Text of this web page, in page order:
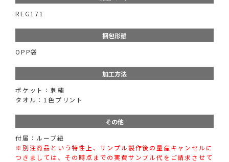
REG171
梱包形態
OPP袋
加工方法
ポケット：刺繍
タオル：1色プリント
その他
付属：ループ紐
※別注商品という特性上、サンプル製作後の量産キャンセルに
つきましては、その時点までの実費サンプル代をご請求させて